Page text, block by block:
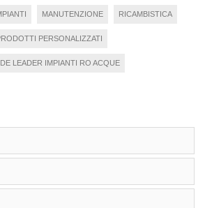
MANUTENZIONE RICAMBISTICA
PERSONALIZZATI
LEADER IMPIANTI RO ACQUE